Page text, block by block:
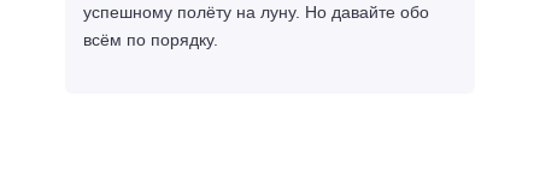
успешному полёту на луну. Но давайте обо
всём по порядку.